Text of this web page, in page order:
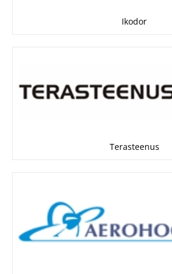
Ikodor
Terasteenus